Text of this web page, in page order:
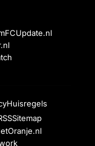
FCUpdate.nl
Huisregels
Sitemap